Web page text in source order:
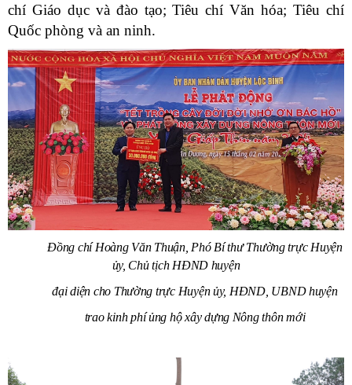
chí Giáo dục và đào tạo; Tiêu chí Văn hóa; Tiêu chí
Quốc phòng và an ninh.
Đồng chí Hoàng Văn Thuận, Phó Bí thư Thường trực Huyện
ủy, Chủ tịch HĐND huyện
đại diện cho Thường trực Huyện ủy, HĐND, UBND huyện
trao kinh phí ủng hộ xây dựng Nông thôn mới